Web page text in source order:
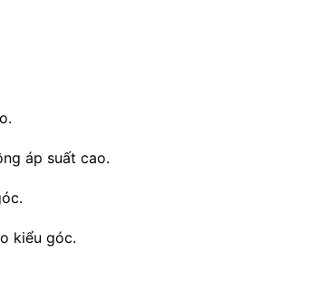
áp suất cao.
kiểu góc.